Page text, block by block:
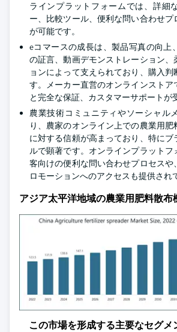
ラインプラットフォームでは、詳細
ー、比較ツール、便利な問い合わせプ
が可能です。
eコマースの成長は、製品写真の向上
の証言、動画デモンストレーション、
ョンによって支えられており、購入判
す。メーカー直営のオンラインストア
と完全な保証、カスタマーサポートが
農業技術コミュニティやソーシャル
り、農家のオンライン上での農業用
に対する信頼が高まっており、特に
ルで顕著です。オンラインプラット
客向けの便利な問い合わせプロセスや
ロモーションへのアクセスも提供され
アジア太平洋地域の農業用肥料散布
この市場を形成する主要なセグメ